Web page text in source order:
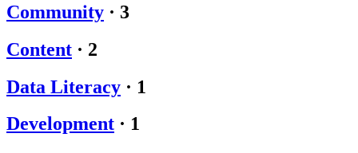
Community · 3
Content · 2
Data Literacy · 1
Development · 1